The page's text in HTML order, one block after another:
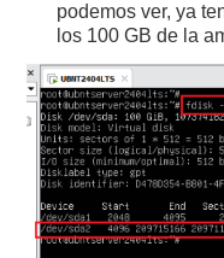
podemos ver, ya
los 100 GB de la